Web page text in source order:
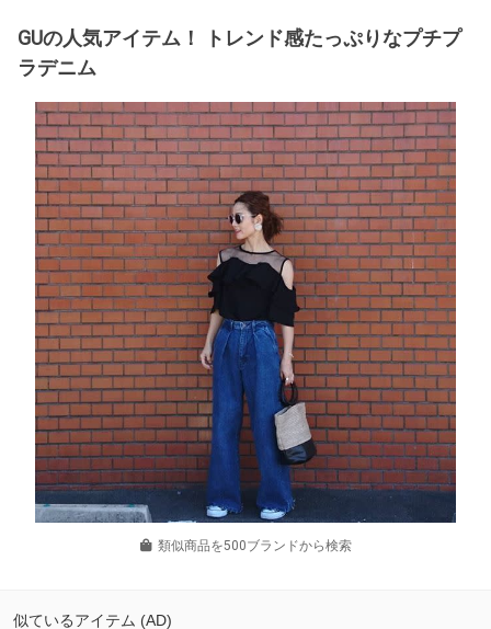
GUの人気アイテム！ トレンド感たっぷりなプチプ
ラデニム
類似商品を500ブランドから検索